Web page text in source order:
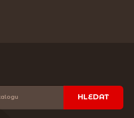
HLEDAT